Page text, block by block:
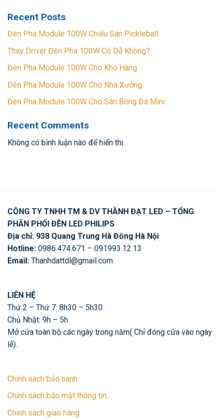
Recent Posts
Đèn Pha Module 100W Chiếu Sân Pickleball
Thay Driver Đèn Pha 100W Có Dễ Không?
Đèn Pha Module 100W Cho Kho Hàng
Đèn Pha Module 100W Cho Nhà Xưởng
Đèn Pha Module 100W Cho Sân Bóng Đá Mini
Recent Comments
Không có bình luận nào để hiển thị.
CÔNG TY TNHH TM & DV THÀNH ĐẠT LED – TỔNG
PHÂN PHỐI ĐÈN LED PHILIPS
Địa chỉ: 938 Quang Trung Hà Đông Hà Nội
Hotline: 0986.474.671 – 091993.12.13
Email: Thanhdattdl@gmail.com
LIÊN HỆ
Thứ 2 – Thứ 7: 8h30 – 5h30
Chủ Nhật: 9h – 5h
Mở cửa toàn bộ các ngày trong năm( Chỉ đóng cửa vào ngày
lễ).
Chính sách bảo hành
Chính sách bảo mật thông tin
Chính sách giao hàng